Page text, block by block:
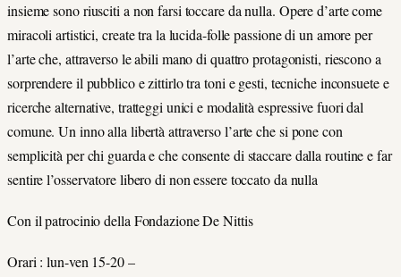
insieme sono riusciti a non farsi toccare da nulla. Opere d’arte come
miracoli artistici, create tra la lucida-folle passione di un amore per
l’arte che, attraverso le abili mano di quattro protagonisti, riescono a
sorprendere il pubblico e zittirlo tra toni e gesti, tecniche inconsuete e
ricerche alternative, tratteggi unici e modalità espressive fuori dal
comune. Un inno alla libertà attraverso l’arte che si pone con
semplicità per chi guarda e che consente di staccare dalla routine e far
sentire l’osservatore libero di non essere toccato da nulla
Con il patrocinio della Fondazione De Nittis
Orari : lun-ven 15-20 –